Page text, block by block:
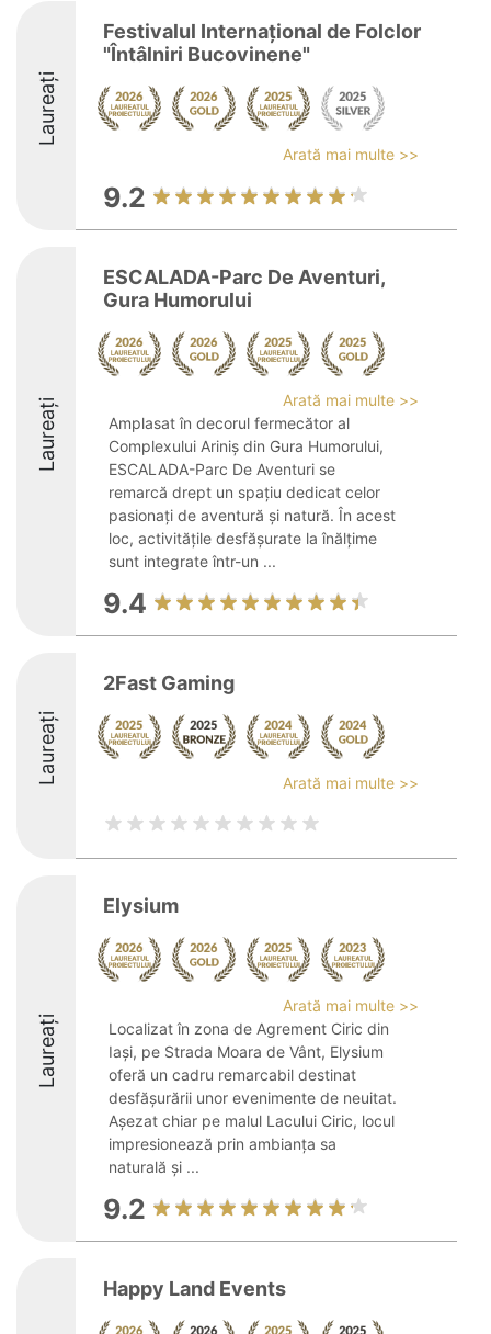
Laureați
Festivalul Internațional de Folclor
"Întâlniri Bucovinene"
Arată mai multe >>
9.2
Laureați
ESCALADA-Parc De Aventuri,
Gura Humorului
Arată mai multe >>
Amplasat în decorul fermecător al
Complexului Ariniș din Gura Humorului,
ESCALADA-Parc De Aventuri se
remarcă drept un spațiu dedicat celor
pasionați de aventură și natură. În acest
loc, activitățile desfășurate la înălțime
sunt integrate într-un ...
9.4
Laureați
2Fast Gaming
Arată mai multe >>
Laureați
Elysium
Arată mai multe >>
Localizat în zona de Agrement Ciric din
Iași, pe Strada Moara de Vânt, Elysium
oferă un cadru remarcabil destinat
desfășurării unor evenimente de neuitat.
Așezat chiar pe malul Lacului Ciric, locul
impresionează prin ambianța sa
naturală și ...
9.2
Happy Land Events